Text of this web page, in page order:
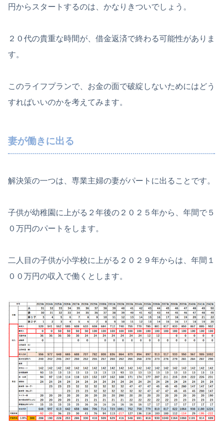
円からスタートするのは、かなりきついでしょう。
２０代の貴重な時間が、借金返済で終わる可能性がありま
す。
このライフプランで、お金の面で破綻しないためにはどう
すればいいのかを考えてみます。
妻が働きに出る
解決策の一つは、専業主婦の妻がパートに出ることです。
子供が幼稚園に上がる２年後の２０２５年から、年間で５
０万円のパートをします。
二人目の子供が小学校に上がる２０２９年からは、年間１
００万円の収入で働くとします。